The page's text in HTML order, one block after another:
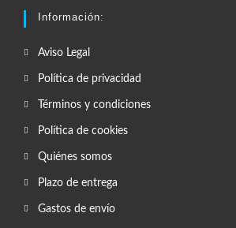
Información:
Aviso Legal
Política de privacidad
Términos y condiciones
Política de cookies
Quiénes somos
Plazo de entrega
Gastos de envío